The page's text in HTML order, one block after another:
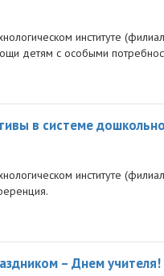
институте
детям с особыми
в системе
институте
– Днем учителя!